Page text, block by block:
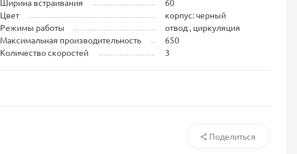
Ширина встраивания
60
Цвет
корпус: черный
Режимы работы
отвод , циркуляция
Максимальная производительность
650
Количество скоростей
3
Поделиться